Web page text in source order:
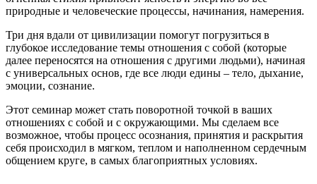
природные и человеческие процессы, начинания, намерения.
Три дня вдали от цивилизации помогут погрузиться в
глубокое исследование темы отношения с собой (которые
далее переносятся на отношения с другими людьми), начиная
с универсальных основ, где все люди едины – тело, дыхание,
эмоции, сознание.
Этот семинар может стать поворотной точкой в ваших
отношениях с собой и с окружающими. Мы сделаем все
возможное, чтобы процесс осознания, принятия и раскрытия
себя происходил в мягком, теплом и наполненном сердечным
общением круге, в самых благоприятных условиях.